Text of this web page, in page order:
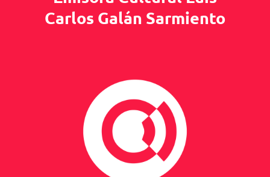
Carlos Galán Sarmiento